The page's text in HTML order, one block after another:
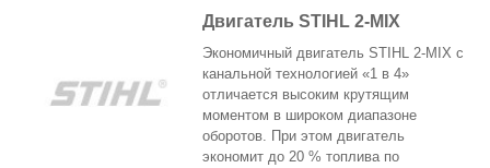
Двигатель STIHL 2-MIX
Экономичный двигатель STIHL 2-MIX с
канальной технологией «1 в 4»
отличается высоким крутящим
моментом в широком диапазоне
оборотов. При этом двигатель
экономит до 20 % топлива по